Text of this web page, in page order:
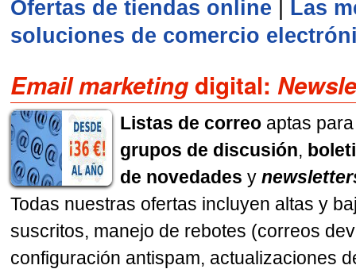
Ofertas de tiendas online
Las
soluciones de comercio
Email marketingdigital:
Listas de correo aptas
grupos de discusión,
de novedades y
Todas nuestras ofertas incluyen altas y
suscritos, manejo de rebotes (correos
configuración antispam, actualizaciones